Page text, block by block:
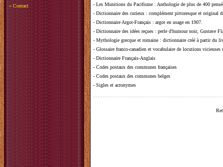
» Contact
- Les Munitions du Pacifisme : Anthologie de plus de 400
- Dictionnaire des curieux : complément pittoresque et original
- Dictionnaire Argot-Français : argot en usage en 1907.
- Dictionnaire des idées reçues : perle d'humour noir, Gustave
- Mythologie grecque et romaine : dictionnaire créé à partir du
- Glossaire franco-canadien et vocabulaire de locutions vicieuses
- Dictionnaire Français-Anglais
- Codes postaux des communes françaises
- Codes postaux des communes belges
- Sigles et acronymes